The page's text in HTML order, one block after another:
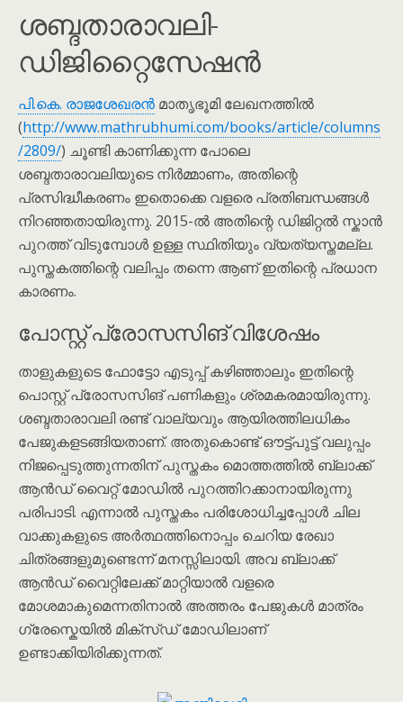
ശബ്ദതാരാവലി-
ഡിജിറ്റൈസേഷൻ
പി.കെ. രാജശേഖരൻ മാതൃഭൂമി ലേഖനത്തിൽ
(http://www.mathrubhumi.com/books/article/columns
/2809/) ചൂണ്ടി കാണിക്കുന്ന പോലെ
ശബ്ദതാരാവലിയുടെ നിർമ്മാണം, അതിന്റെ
പ്രസിദ്ധീകരണം ഇതൊക്കെ വളരെ പ്രതിബന്ധങ്ങൾ
നിറഞ്ഞതായിരുന്നു. 2015-ൽ അതിന്റെ ഡിജിറ്റൽ സ്കാൻ
പുറത്ത് വിടുമ്പോൾ ഉള്ള സ്ഥിതിയും വ്യത്യസ്തമല്ല.
പുസ്തകത്തിന്റെ വലിപ്പം തന്നെ ആണ് ഇതിന്റെ പ്രധാന
കാരണം.
പോസ്റ്റ് പ്രോസസിങ് വിശേഷം
താളുകളുടെ ഫോട്ടോ എടുപ്പ് കഴിഞ്ഞാലും ഇതിന്റെ
പൊസ്റ്റ് പ്രോസസിങ് പണികളും ശ്രമകരമായിരുന്നു.
ശബ്ദതാരാവലി രണ്ട് വാല്യവും ആയിരത്തിലധികം
പേജുകളടങ്ങിയതാണ്. അതുകൊണ്ട് ഔട്ട്പുട്ട് വലുപ്പം
നിജപ്പെടുത്തുന്നതിന് പുസ്തകം മൊത്തത്തിൽ ബ്ലാക്ക്
ആൻഡ് വൈറ്റ് മോഡിൽ പുറത്തിറക്കാനായിരുന്നു
പരിപാടി. എന്നാൽ പുസ്തകം പരിശോധിച്ചപ്പോൾ ചില
വാക്കുകളുടെ അർത്ഥത്തിനൊപ്പം ചെറിയ രേഖാ
ചിത്രങ്ങളുമുണ്ടെന്ന് മനസ്സിലായി. അവ ബ്ലാക്ക്
ആൻഡ് വൈറ്റിലേക്ക് മാറ്റിയാൽ വളരെ
മോശമാകുമെന്നതിനാൽ അത്തരം പേജുകൾ മാത്രം
ഗ്രേസ്കെയിൽ മിക്സ്ഡ് മോഡിലാണ്
ഉണ്ടാക്കിയിരിക്കുന്നത്.